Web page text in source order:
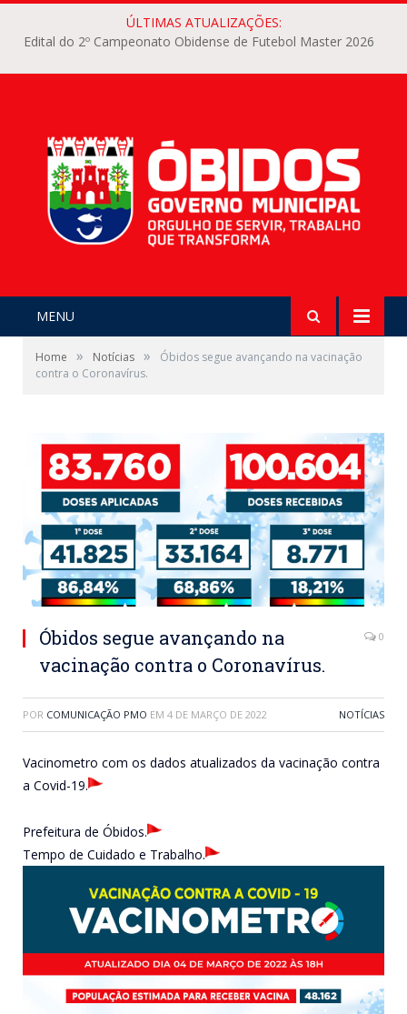
ÚLTIMAS ATUALIZAÇÕES:
Edital do 2º Campeonato Obidense de Futebol Master 2026
MENU
Home » Notícias »
Óbidos segue avançando na vacinação
contra o Coronavírus.
Óbidos segue avançando na
vacinação contra o Coronavírus.
0
POR COMUNICAÇÃO PMO EM 4 DE MARÇO DE 2022 NOTÍCIAS
Vacinometro com os dados atualizados da vacinação contra
a Covid-19.
Prefeitura de Óbidos.
Tempo de Cuidado e Trabalho.